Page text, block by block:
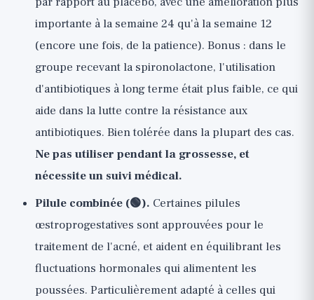
importante à la semaine 24 qu'à la semaine 12
(encore une fois, de la patience). Bonus : dans le
groupe recevant la spironolactone, l'utilisation
d'antibiotiques à long terme était plus faible, ce qui
aide dans la lutte contre la résistance aux
antibiotiques. Bien tolérée dans la plupart des cas.
Ne pas utiliser pendant la grossesse, et
nécessite un suivi médical.
Pilule combinée (🟢). Certaines pilules
œstroprogestatives sont approuvées pour le
traitement de l'acné, et aident en équilibrant les
fluctuations hormonales qui alimentent les
poussées. Particulièrement adapté à celles qui